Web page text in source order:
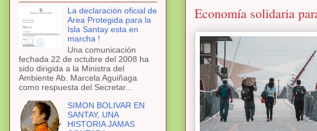
Economía solidaria
La declaración oficial de
Area Protegida para la
Isla Santay esta en
marcha !
Una comunicación
fechada 22 de octubre del 2008 ha
sido dirigida a la Ministra del
Ambiente Ab. Marcela Aguiñaga
como respuesta del Secretar...
SIMON BOLIVAR EN
SANTAY, UNA
HISTORIA JAMAS